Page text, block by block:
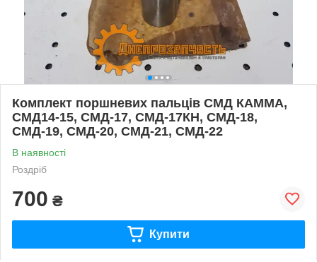
Комплект поршневих пальців СМД КАММА,
СМД14-15, СМД-17, СМД-17КН, СМД-18,
СМД-19, СМД-20, СМД-21, СМД-22
В наявності
Роздріб
700 ₴
Купити